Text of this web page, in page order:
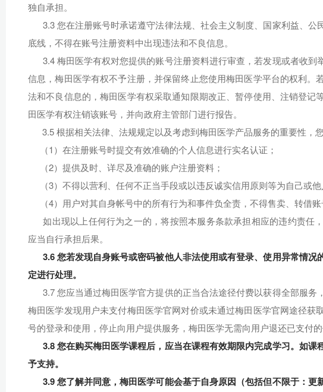
独自承担。
3.3 您在注册账号时承诺遵守法律法规、社会主义制度、国家利益、
底线，不得在账号注册资料中出现违法和不良信息。
3.4 梅田医学有权对您提供的账号注册资料进行审查，若发现或者收
信息，梅田医学有权不予注册，并保留终止您使用梅田医学平台的权利
法和不良信息的，梅田医学有权采取通知限期改正、暂停使用、注销登
田医学有权注销该账号，并向政府主管部门进行报告。
3.5 根据相关法律、法规规定以及考虑到梅田医学产品服务的重要性，
（1）在注册账号时提交有效准确的个人信息进行实名认证；
（2）提供及时、详尽及准确的账户注册资料；
（3）不得以营利、任何不正当手段或以违反诚实信用原则等为自己或
（4）用户对其自身帐号中的所有行为和事件负全责，不得售卖、转借
如出现以上任何行为之一的，将按照本服务条款承担相应的违约责任
应当自行承担后果。
3.6 您若发现自身账号或密码被他人非法使用或有登录、使用异常情
定进行处理。
3.7 您应当通过梅田医学官方提供的正当合法途径付费以获得全部服
梅田医学发现用户未支付梅田医学官网对价或未通过梅田医学官网途径
号的登录和使用，停止向用户提供服务，梅田医学无需向用户退还已支付的
3.8 您在购买梅田医学课程后，应当在课程有效期限内完成学习。如课
予支持。
3.9 您了解并同意，梅田医学可能会基于自身原因（包括但不限于：